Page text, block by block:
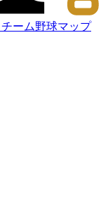
チーム野球マップ